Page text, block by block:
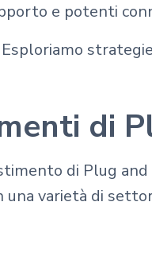
e potenti
di
di Plug
varietà di